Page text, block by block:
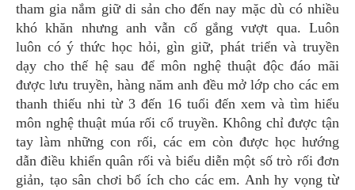
tham gia nắm giữ di sản cho đến nay mặc dù có nhiều
khó khăn nhưng anh vẫn cố gắng vượt qua. Luôn
luôn có ý thức học hỏi, gìn giữ, phát triển và truyền
dạy cho thế hệ sau để môn nghệ thuật độc đáo mãi
được lưu truyền, hàng năm anh đều mở lớp cho các em
thanh thiếu nhi từ 3 đến 16 tuổi đến xem và tìm hiểu
môn nghệ thuật múa rối cổ truyền. Không chỉ được tận
tay làm những con rối, các em còn được học hướng
dẫn điều khiển quân rối và biểu diễn một số trò rối đơn
giản, tạo sân chơi bổ ích cho các em. Anh hy vọng từ